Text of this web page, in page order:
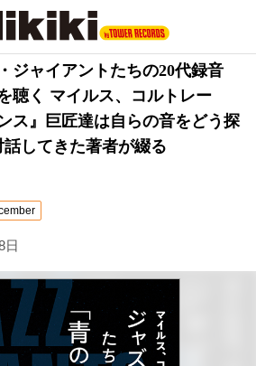
ジャイアントたちの20代録音
聴く マイルス、コルトレー
ス』巨匠達は自らの音をどう探
してきた著者が綴る
日